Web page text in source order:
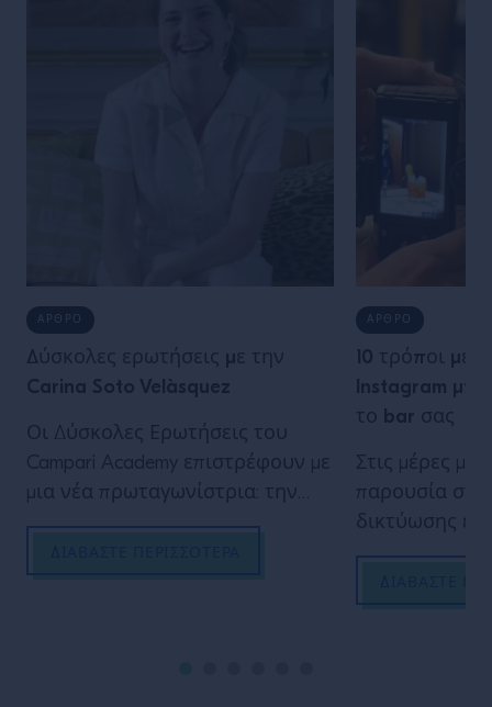
ΆΡΘΡΟ
Δύσκολες ερωτήσεις με την
Carina Soto Velàsquez
Οι Δύσκολες Ερωτήσεις του
Campari Academy επιστρέφουν με
μια νέα πρωταγωνίστρια: την
Carina Soto Velàsquez,
που περιλαμβάνει βασικά μπαρ
ΆΡΘΡΟ
10 τρόποι με
Instagram
το bar σας
Στις μέρες
παρουσία στα
δικτύωσης
στοιχείο της
Ωστόσο,